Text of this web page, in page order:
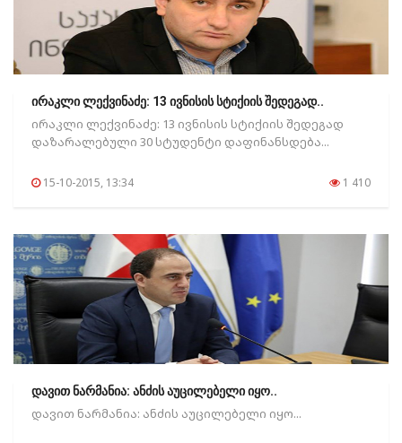
ირაკლი ლექვინაძე: 13 ივნისის სტიქიის შედეგად..
ირაკლი ლექვინაძე: 13 ივნისის სტიქიის შედეგად
დაზარალებული 30 სტუდენტი დაფინანსდება...
15-10-2015, 13:34 1 410
დავით ნარმანია: ანძის აუცილებელი იყო..
დავით ნარმანია: ანძის აუცილებელი იყო...